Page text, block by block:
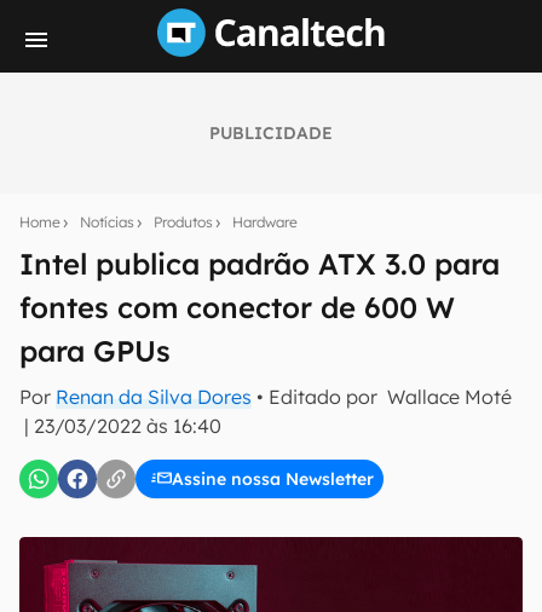
PUBLICIDADE
Home Notícias Produtos Hardware
Intel publica padrão ATX 3.0 para
fontes com conector de 600 W
para GPUs
Por Renan da Silva Dores • Editado por Wallace Moté
| 23/03/2022 às 16:40
Assine nossa Newsletter
notícias e reviews sobre tecnologia em primeira
mão.
E-mail
inscreva-se
Confirmo que li, aceito e concordo com os Termos de
Uso e Política de Privacidade do Canaltech.